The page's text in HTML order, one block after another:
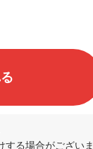
する場合がございま